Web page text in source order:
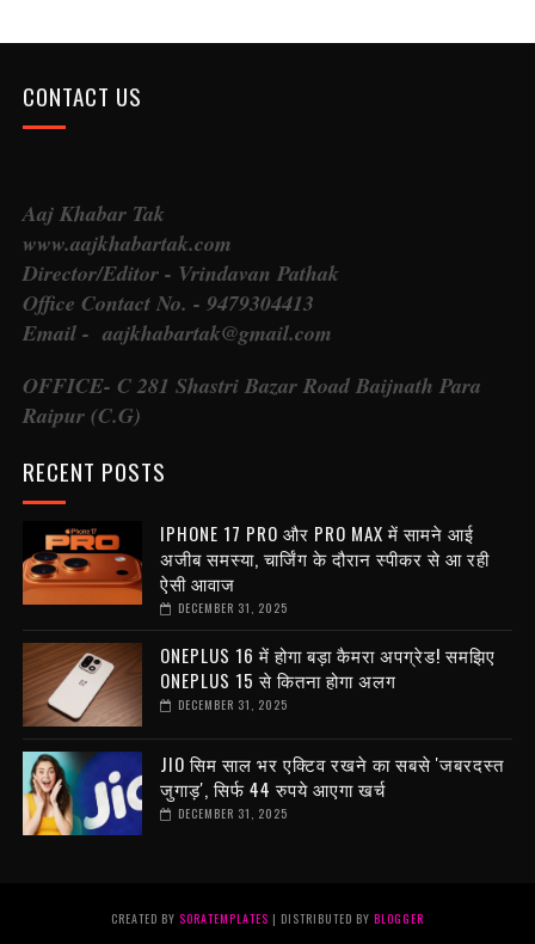
CONTACT US
Aaj Khabar Tak
www.aajkhabartak.com
Director/Editor - Vrindavan Pathak
Office Contact No. - 9479304413
Email - aajkhabartak@gmail.com
OFFICE- C 281 Shastri Bazar Road Baijnath Para
Raipur (C.G)
RECENT POSTS
IPHONE 17 PRO और PRO MAX में सामने आई
अजीब समस्या, चार्जिंग के दौरान स्पीकर से आ रही
ऐसी आवाज
DECEMBER 31, 2025
ONEPLUS 16 में होगा बड़ा कैमरा अपग्रेड! समझिए
ONEPLUS 15 से कितना होगा अलग
DECEMBER 31, 2025
JIO सिम साल भर एक्टिव रखने का सबसे 'जबरदस्त
जुगाड़', सिर्फ 44 रुपये आएगा खर्च
DECEMBER 31, 2025
CREATED BY SORATEMPLATES | DISTRIBUTED BY BLOGGER